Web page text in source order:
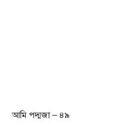
আমি পদ্মজা – ৪৯